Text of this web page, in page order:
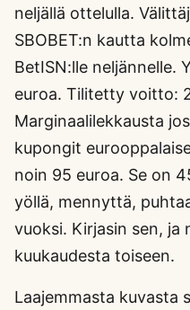
neljällä ottelulla.
SBOBET:n kautta
BetISN:lle neljännelle.
euroa. Tilitetty voitto:
Marginaalilekkausta
kupongit
noin 95 euroa. Se on
yöllä, mennyttä,
vuoksi. Kirjasin sen, ja
kuukaudesta toiseen.
Laajemmasta kuvasta